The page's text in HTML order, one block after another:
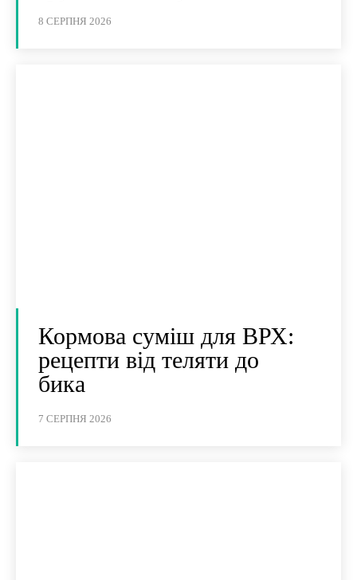
8 СЕРПНЯ 2026
Кормова суміш для ВРХ:
рецепти від теляти до
бика
7 СЕРПНЯ 2026